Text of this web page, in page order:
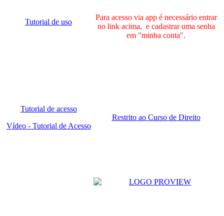
Tutorial de uso
Para acesso via app é necessário entrar
no link acima, e cadastrar uma senha
em "minha conta".
Tutorial de acesso
Vídeo - Tutorial de Acesso
Restrito ao Curso de Direito